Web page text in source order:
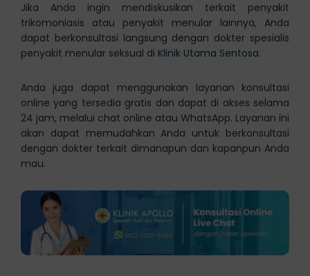
Jika Anda ingin mendiskusikan terkait penyakit
trikomoniasis atau penyakit menular lainnya, Anda
dapat berkonsultasi langsung dengan dokter spesialis
penyakit menular seksual di Klinik Utama Sentosa.
Anda juga dapat menggunakan layanan konsultasi
online yang tersedia gratis dan dapat di akses selama
24 jam, melalui chat online atau WhatsApp. Layanan ini
akan dapat memudahkan Anda untuk berkonsultasi
dengan dokter terkait dimanapun dan kapanpun Anda
mau.